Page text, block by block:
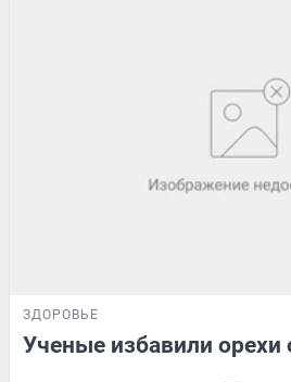
ЗДОРОВЬЕ
Ученые избавили орехи